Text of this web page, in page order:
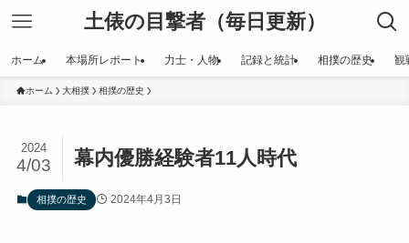
土俵の目撃者（毎日更新）
ホーム 本場所レポート 力士・人物 記録と統計 相撲の歴史 観
ホーム 大相撲 相撲の歴史
幕内優勝経験者11人時代
2024
4/03
相撲の歴史 2024年4月3日